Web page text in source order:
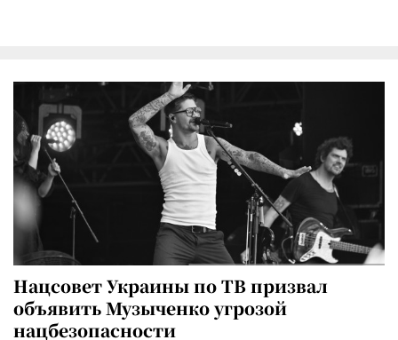
Нацсовет Украины по ТВ призвал
объявить Музыченко угрозой
нацбезопасности